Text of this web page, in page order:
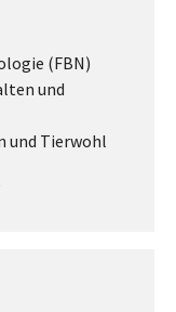
(FBN)
und
und Tierwohl